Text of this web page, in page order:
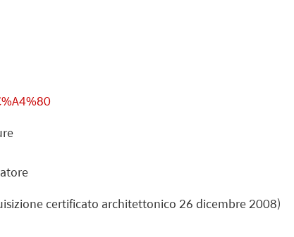
certificato architettonico 26 dicembre 2008)